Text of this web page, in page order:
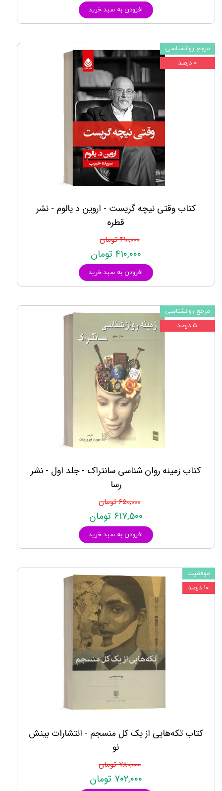
افزودن به سبد خرید
کتاب وقتی نیچه گریست - اروین د یالوم - نشر
قطره
۴۱۰,۰۰۰ تومان
۴۱۰,۰۰۰ تومان
افزودن به سبد خرید
مرجع روانشناسی
۰ درصد
کتاب زمینه روان شناسی سانتراک - جلد اول - نشر
رسا
۶۵۰,۰۰۰ تومان
۶۱۷,۵۰۰ تومان
افزودن به سبد خرید
مرجع روانشناسی
۵ درصد
کتاب تکه‌هایی از یک کل منسجم - انتشارات بینش
نو
۷۸۰,۰۰۰ تومان
۷۰۲,۰۰۰ تومان
موفقیت
۱۰ درصد